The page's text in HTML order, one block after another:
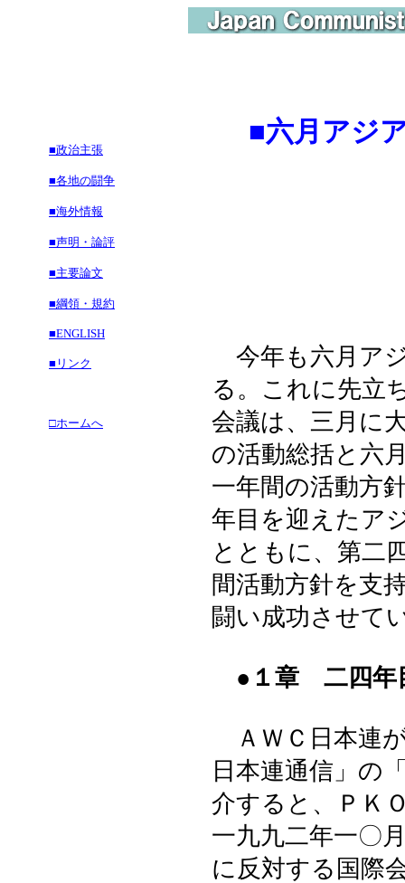
■政治主張
■各地の闘争
■海外情報
■声明・論評
■主要論文
■綱領・規約
■ENGLISH
■リンク
□ホームへ
■六月アジ
今年も六月ア
る。これに先立
会議は、三月に
の活動総括と六
一年間の活動方
年目を迎えたア
とともに、第二
間活動方針を支
闘い成功させて
●１章 二四年
ＡＷＣ日本連
日本連通信」の
介すると、ＰＫ
一九九二年一〇
に反対する国際